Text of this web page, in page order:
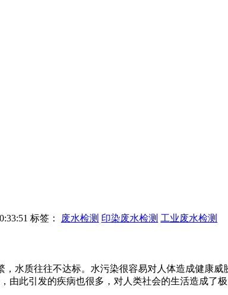
标签： 废水检测 印染废水检测 工业废水检测
水质往往不达标。水污染很容易对人体造成健康
引发的疾病也很多，对人类社会的生活造成了极